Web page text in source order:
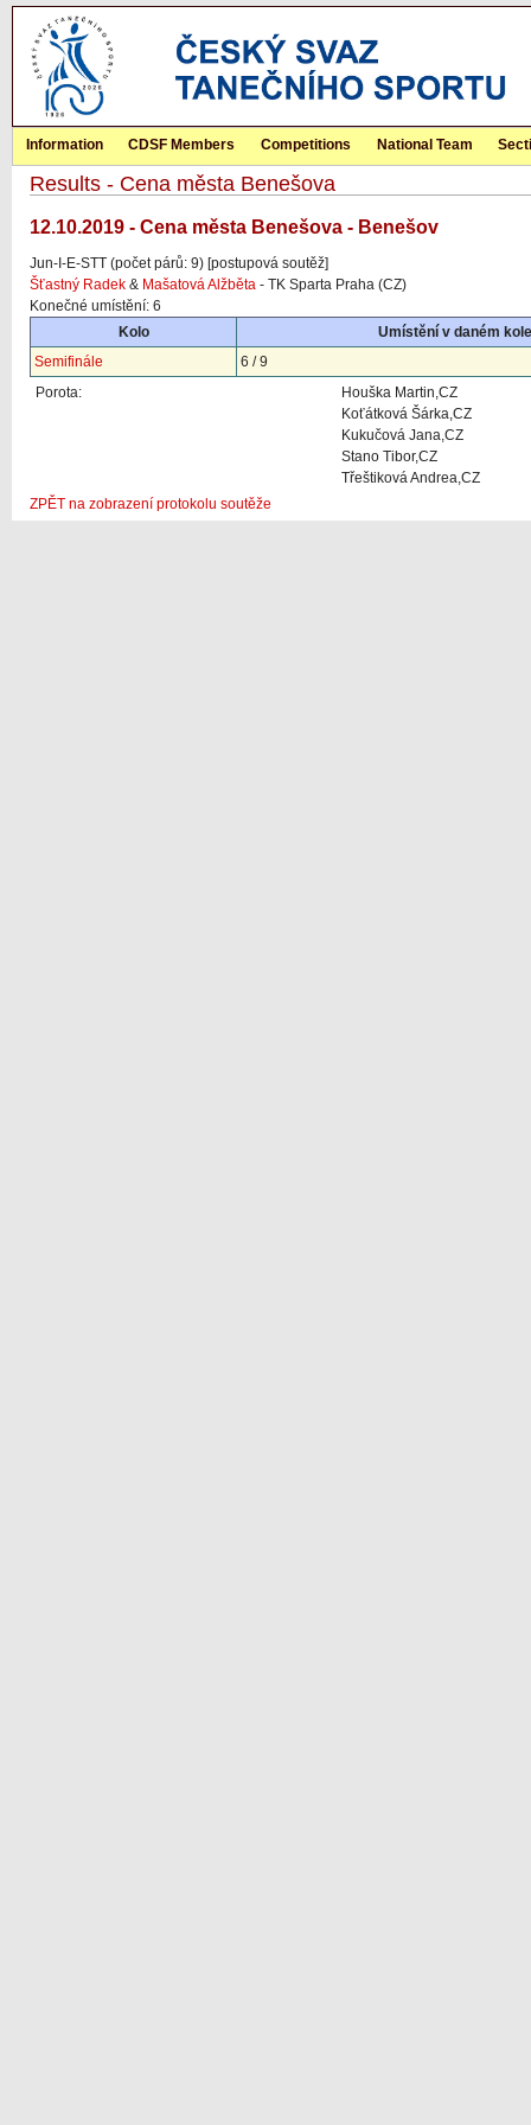
Information CDSF Members Competitions National Team
Results - Cena města Benešova
12.10.2019 - Cena města Benešova - Benešov
Jun-I-E-STT (počet párů: 9) [postupová soutěž]
Šťastný Radek & Mašatová Alžběta - TK Sparta Praha (CZ)
Konečné umístění: 6
Kolo
Umístění v daném kole
Semifinále
6 / 9
Porota:
Houška Martin,CZ
Koťátková Šárka,CZ
Kukučová Jana,CZ
Stano Tibor,CZ
Třeštiková Andrea,CZ
ZPĚT na zobrazení protokolu soutěže